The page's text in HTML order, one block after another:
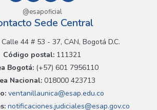
@esapoficial
Sede Central
44 # 53 - 37, CAN, Bogotá D.C.
Código postal: 111321
Bogotá:(+57) 601 7956110
Nacional: 018000 423713
ventanillaunica@esap.edu.co
notificaciones.judiciales@esap.gov.co